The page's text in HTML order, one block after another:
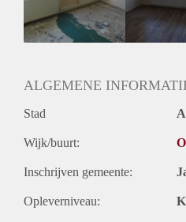
ALGEMENE
Stad
Wijk/buurt:
Inschrijven gemeente:
Opleverniveau: